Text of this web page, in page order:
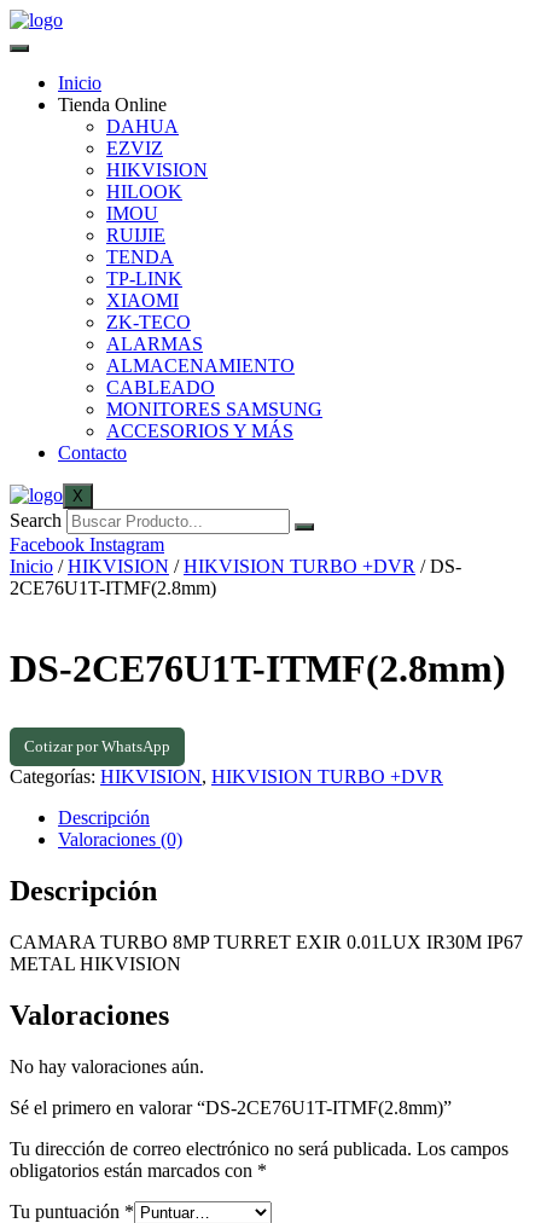
Inicio
Tienda Online
DAHUA
EZVIZ
HIKVISION
HILOOK
IMOU
RUIJIE
TENDA
TP-LINK
XIAOMI
ZK-TECO
ALARMAS
ALMACENAMIENTO
CABLEADO
MONITORES SAMSUNG
ACCESORIOS Y MÁS
Contacto
X
Search
Facebook Instagram
Inicio /HIKVISION /HIKVISION TURBO +DVR / DS-
2CE76U1T-ITMF(2.8mm)
DS-2CE76U1T-ITMF(2.8mm)
Cotizar por WhatsApp
Categorías: HIKVISION, HIKVISION TURBO +DVR
Descripción
Valoraciones (0)
Descripción
CAMARA TURBO 8MP TURRET EXIR 0.01LUX IR30M IP67
METAL HIKVISION
Valoraciones
No hay valoraciones aún.
Sé el primero en valorar “DS-2CE76U1T-ITMF(2.8mm)”
Tu dirección de correo electrónico no será publicada. Los campos
obligatorios están marcados con *
Tu puntuación *